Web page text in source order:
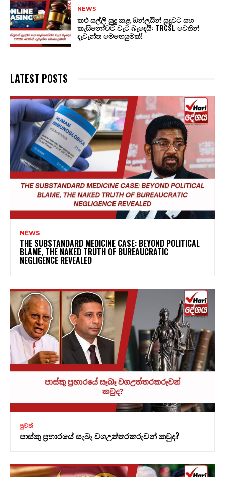
NEWS
කළු සල්ලි සුදු කළ ඔන්ලයින් සූදුවට සහ
කැසිනෝවට වැට බැඳෙයි: TRCSL වෙතින්
දැවැන්ත මෙහෙයුමක්!
LATEST POSTS
NEWS
THE SUBSTANDARD MEDICINE CASE: BEYOND POLITICAL
BLAME, THE NAKED TRUTH OF BUREAUCRATIC
NEGLIGENCE REVEALED
පුවත්
පාස්කු ප්‍රහාරයේ සැබෑ වගඋත්තරකරුවන් කවුද?